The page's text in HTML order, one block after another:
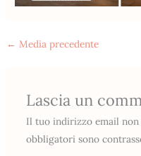
← Media precedente
Lascia un
Il tuo indirizzo email non
obbligatori sono